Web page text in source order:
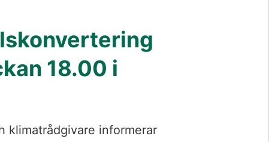
18.00 i
klimatrådgivare informerar